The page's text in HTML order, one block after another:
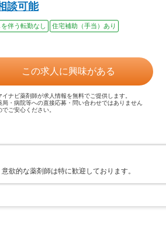
談可能
伴う転勤なし
住宅補助（手当）あり
この求人に興味がある
イナビ薬剤師が求人情報を無料でご提供します。
局・病院等への直接応募・問い合わせではありません
でご安心ください。
欲的な薬剤師は特に歓迎しております。